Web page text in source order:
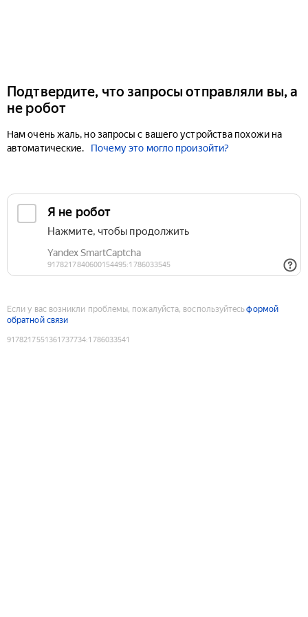
Подтвердите, что запросы отправляли вы, а
не робот
Нам очень жаль, но запросы с вашего устройства похожи на
автоматические.
Почему это могло произойти?
Если у вас возникли проблемы, пожалуйста, воспользуйтесьформой
обратной связи
9178217551361737734:1786033541